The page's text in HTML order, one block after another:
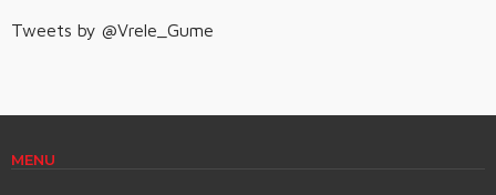
Tweets by @Vrele_Gume
MENU